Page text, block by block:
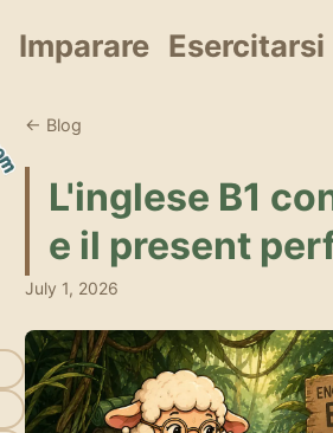
Imparare Esercitarsi
← Blog
L'inglese B1
e il present
July 1, 2026